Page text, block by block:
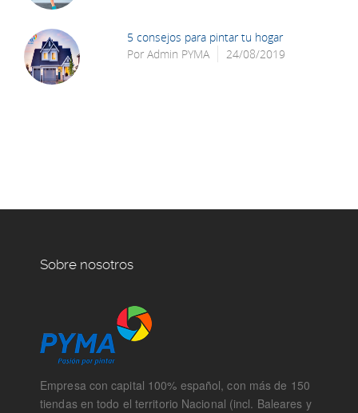
5 consejos para pintar tu hogar
PorAdmin PYMA 24/08/2019
Sobre nosotros
Empresa con capital 100% español, con más de 150
tiendas en todo el territorio Nacional (incl. Baleares y